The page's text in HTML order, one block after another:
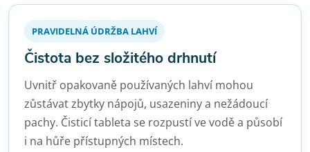
PRAVIDELNÁ ÚDRŽBA LAHVÍ
Čistota bez složitého drhnutí
Uvnitř opakovaně používaných lahví mohou
zůstávat zbytky nápojů, usazeniny a nežádoucí
pachy. Čisticí tableta se rozpustí ve vodě a působí
i na hůře přístupných místech.